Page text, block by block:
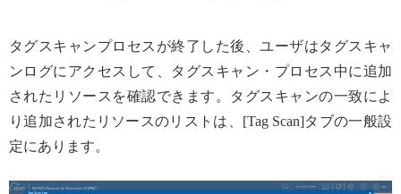
タグスキャンプロセスが終了した後、ユーザはタグスキャ
ンログにアクセスして、タグスキャン・プロセス中に追加
されたリソースを確認できます。タグスキャンの一致によ
り追加されたリソースのリストは、[Tag Scan]タブの一般設
定にあります。